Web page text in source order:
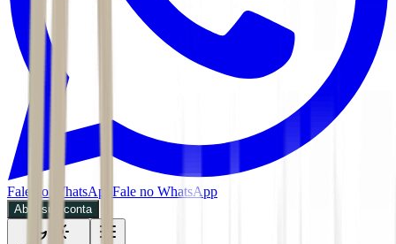
Fale no WhatsApp Fale no WhatsApp
Abra sua conta